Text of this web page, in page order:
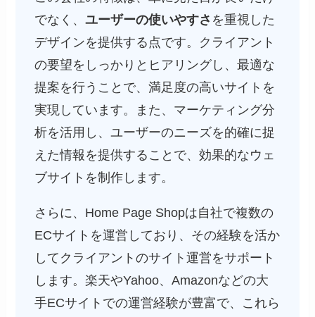
でなく、ユーザーの使いやすさ を重視した
デザインを提供する点です。クライアント
の要望をしっかりとヒアリングし、最適な
提案を行うことで、満足度の高いサイトを
実現しています。また、マーケティング分
析を活用し、ユーザーのニーズを的確に捉
えた情報を提供することで、効果的なウェ
ブサイトを制作します。
さらに、Home Page Shopは自社で複数の
ECサイトを運営しており、その経験を活か
してクライアントのサイト運営をサポート
します。楽天やYahoo、Amazonなどの大
手ECサイトでの運営経験が豊富で、これら